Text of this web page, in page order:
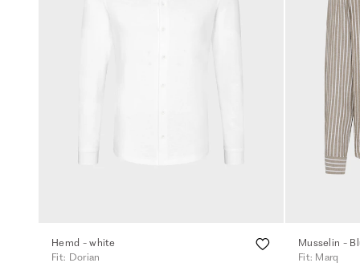
Hemd - white
Fit: Dorian
Musselin -
Fit: Marq